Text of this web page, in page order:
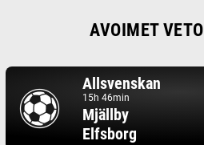
AVOIMET
Allsvenskan
15h 46min
Mjällby
Elfsborg